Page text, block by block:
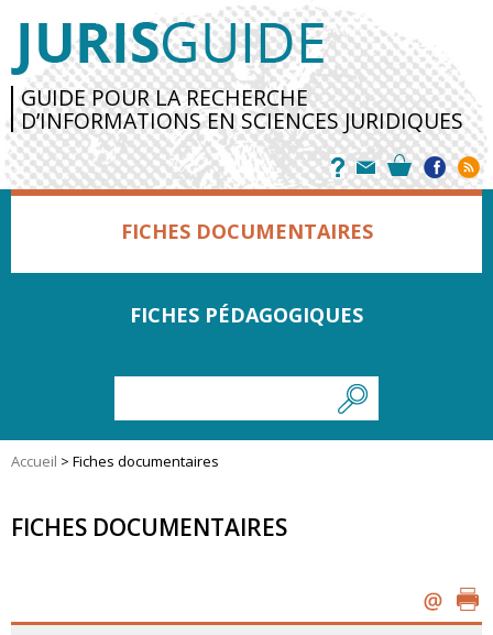
GUIDE POUR LA RECHERCHE
D’INFORMATIONS EN SCIENCES JURIDIQUES
FICHES DOCUMENTAIRES
FICHES PÉDAGOGIQUES
Accueil > Fiches documentaires
FICHES DOCUMENTAIRES